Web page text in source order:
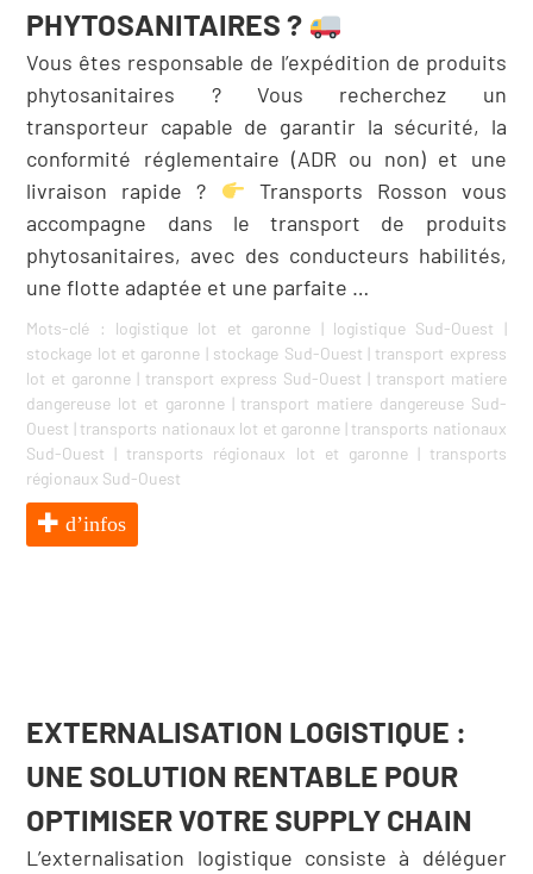
PHYTOSANITAIRES ?
Vous êtes responsable de l’expédition de produits
phytosanitaires ? Vous recherchez un
transporteur capable de garantir la sécurité, la
conformité réglementaire (ADR ou non) et une
livraison rapide ?
Transports Rosson vous
accompagne dans le transport de produits
phytosanitaires, avec des conducteurs habilités,
une flotte adaptée et une parfaite …
Mots-clé : logistique lot et garonne | logistique Sud-Ouest |
stockage lot et garonne | stockage Sud-Ouest | transport express
lot et garonne | transport express Sud-Ouest | transport matiere
dangereuse lot et garonne| transport matiere dangereuse Sud-
Ouest | transports nationaux lot et garonne | transports nationaux
Sud-Ouest | transports régionaux lot et garonne| transports
régionaux Sud-Ouest
d’infos
EXTERNALISATION LOGISTIQUE :
UNE SOLUTION RENTABLE POUR
OPTIMISER VOTRE SUPPLY CHAIN
L’externalisation logistique consiste à déléguer